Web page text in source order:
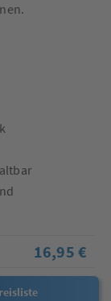
16,95 €